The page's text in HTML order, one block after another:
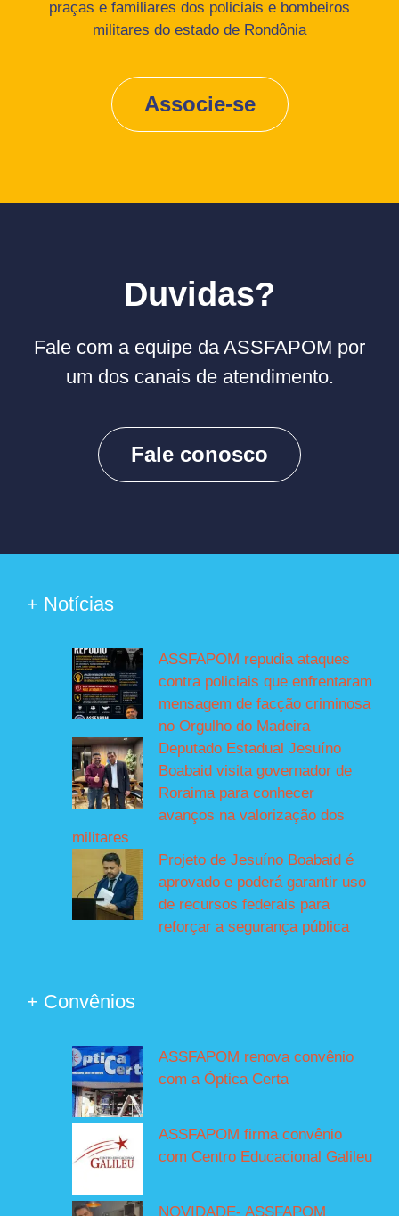
praças e familiares dos policiais e bombeiros
militares do estado de Rondônia
Associe-se
Duvidas?
Fale com a equipe da ASSFAPOM por
um dos canais de atendimento.
Fale conosco
+ Notícias
ASSFAPOM repudia ataques
contra policiais que enfrentaram
mensagem de facção criminosa
no Orgulho do Madeira
Deputado Estadual Jesuíno
Boabaid visita governador de
Roraima para conhecer
avanços na valorização dos
militares
Projeto de Jesuíno Boabaid é
aprovado e poderá garantir uso
de recursos federais para
reforçar a segurança pública
+ Convênios
ASSFAPOM renova convênio
com a Óptica Certa
ASSFAPOM firma convênio
com Centro Educacional Galileu
NOVIDADE- ASSFAPOM